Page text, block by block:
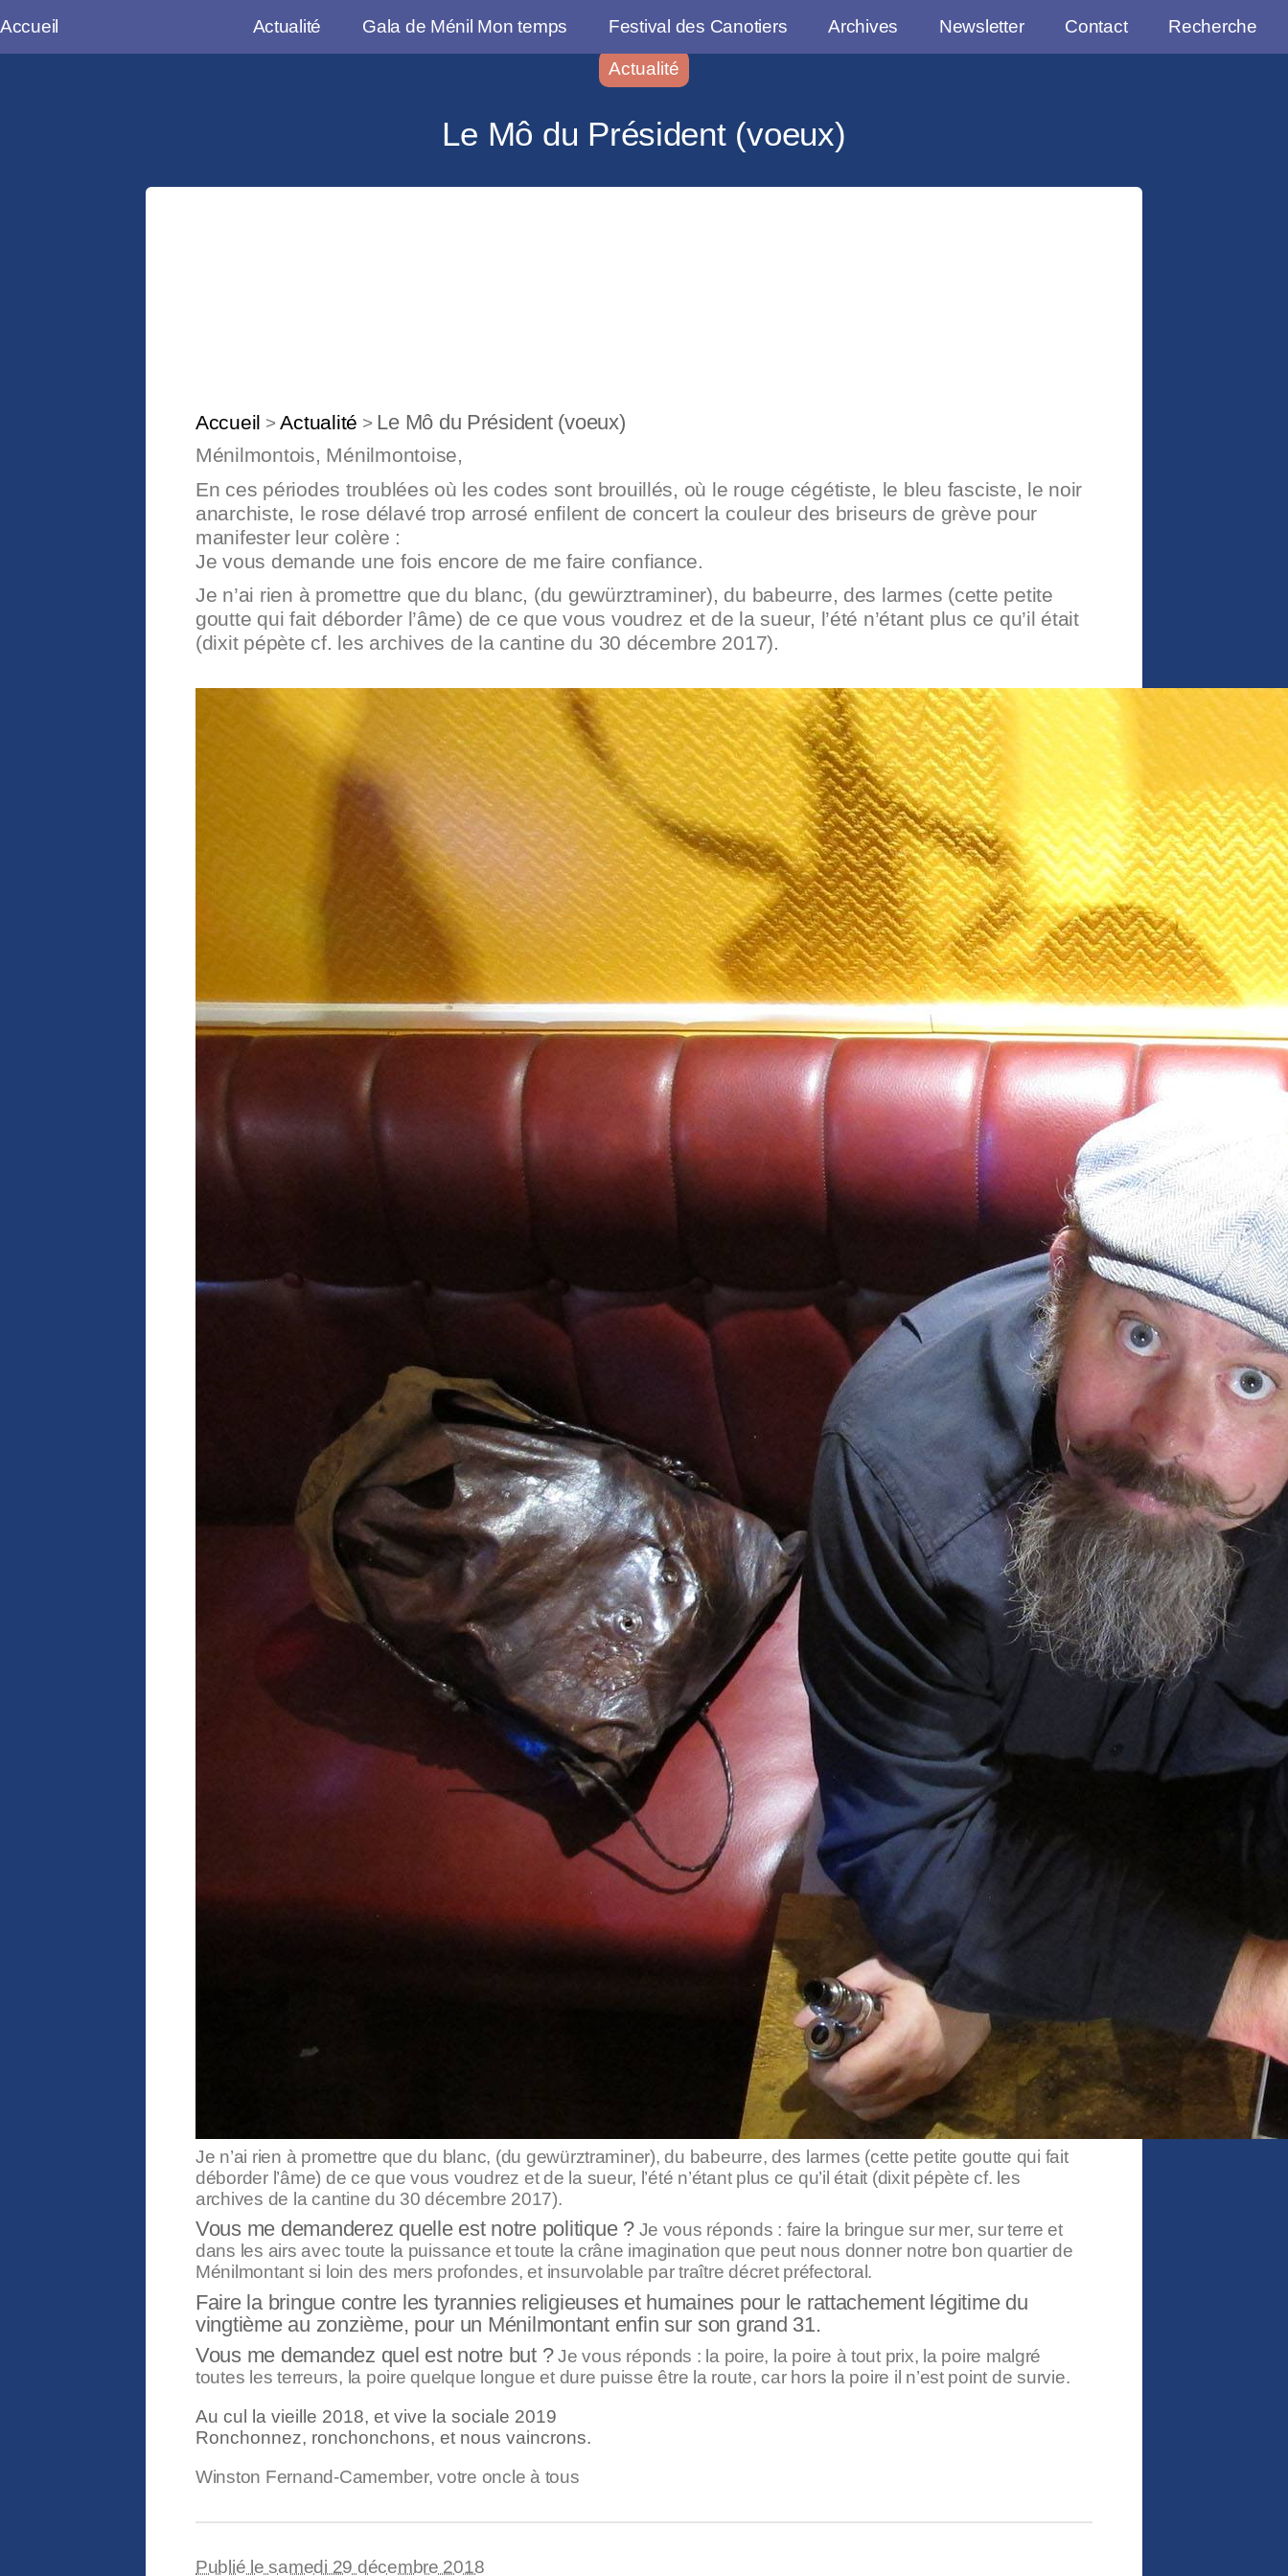
Accueil Actualité Gala de Ménil Mon temps Festival des Canotiers Archives Newsletter Contact Recherche
Actualité
Le Mô du Président (voeux)
Accueil >Actualité > Le Mô du Président (voeux)
Ménilmontois, Ménilmontoise,
En ces périodes troublées où les codes sont brouillés, où le rouge cégétiste, le bleu fasciste, le noir
anarchiste, le rose délavé trop arrosé enfilent de concert la couleur des briseurs de grève pour
manifester leur colère :
Je vous demande une fois encore de me faire confiance.
Je n’ai rien à promettre que du blanc, (du gewürztraminer), du babeurre, des larmes (cette petite
goutte qui fait déborder l’âme) de ce que vous voudrez et de la sueur, l’été n’étant plus ce qu’il était
(dixit pépète cf. les archives de la cantine du 30 décembre 2017).
Je n’ai rien à promettre que du blanc, (du gewürztraminer), du babeurre, des larmes (cette petite goutte qui fait
déborder l’âme) de ce que vous voudrez et de la sueur, l’été n’étant plus ce qu’il était (dixit pépète cf. les
archives de la cantine du 30 décembre 2017).
Vous me demanderez quelle est notre politique ?Je vous réponds : faire la bringue sur mer, sur terre et
dans les airs avec toute la puissance et toute la crâne imagination que peut nous donner notre bon quartier de
Ménilmontant si loin des mers profondes, et insurvolable par traître décret préfectoral.
Faire la bringue contre les tyrannies religieuses et humaines pour le rattachement légitime du
vingtième au zonzième, pour un Ménilmontant enfin sur son grand 31.
Vous me demandez quel est notre but ?Je vous réponds : la poire, la poire à tout prix, la poire malgré
toutes les terreurs, la poire quelque longue et dure puisse être la route, car hors la poire il n’est point de survie.
Au cul la vieille 2018, et vive la sociale 2019
Ronchonnez, ronchonchons, et nous vaincrons.
Winston Fernand-Camember, votre oncle à tous
Publié le samedi 29 décembre 2018